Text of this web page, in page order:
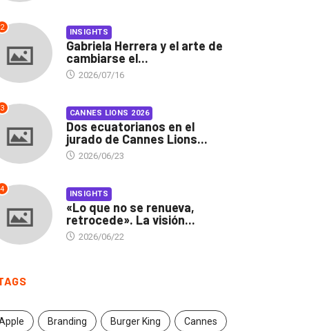
2 INSIGHTS
Gabriela Herrera y el arte de
cambiarse el...
2026/07/16
3 CANNES LIONS 2026
Dos ecuatorianos en el
jurado de Cannes Lions...
2026/06/23
4 INSIGHTS
«Lo que no se renueva,
retrocede». La visión...
2026/06/22
Branding Burger King Cannes